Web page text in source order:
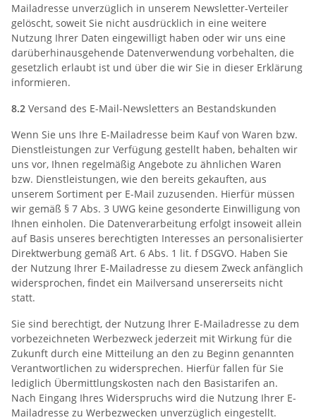
Mailadresse unverzüglich in unserem Newsletter-Verteiler
gelöscht, soweit Sie nicht ausdrücklich in eine weitere
Nutzung Ihrer Daten eingewilligt haben oder wir uns eine
darüberhinausgehende Datenverwendung vorbehalten, die
gesetzlich erlaubt ist und über die wir Sie in dieser Erklärung
informieren.
8.2 Versand des E-Mail-Newsletters an Bestandskunden
Wenn Sie uns Ihre E-Mailadresse beim Kauf von Waren bzw.
Dienstleistungen zur Verfügung gestellt haben, behalten wir
uns vor, Ihnen regelmäßig Angebote zu ähnlichen Waren
bzw. Dienstleistungen, wie den bereits gekauften, aus
unserem Sortiment per E-Mail zuzusenden. Hierfür müssen
wir gemäß § 7 Abs. 3 UWG keine gesonderte Einwilligung von
Ihnen einholen. Die Datenverarbeitung erfolgt insoweit allein
auf Basis unseres berechtigten Interesses an personalisierter
Direktwerbung gemäß Art. 6 Abs. 1 lit. f DSGVO. Haben Sie
der Nutzung Ihrer E-Mailadresse zu diesem Zweck anfänglich
widersprochen, findet ein Mailversand unsererseits nicht
statt.
Sie sind berechtigt, der Nutzung Ihrer E-Mailadresse zu dem
vorbezeichneten Werbezweck jederzeit mit Wirkung für die
Zukunft durch eine Mitteilung an den zu Beginn genannten
Verantwortlichen zu widersprechen. Hierfür fallen für Sie
lediglich Übermittlungskosten nach den Basistarifen an.
Nach Eingang Ihres Widerspruchs wird die Nutzung Ihrer E-
Mailadresse zu Werbezwecken unverzüglich eingestellt.